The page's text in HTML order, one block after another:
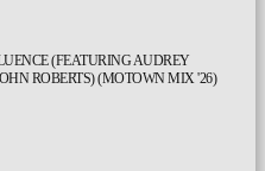
(FEATURING AUDREY
ROBERTS) (MOTOWN MIX '26)